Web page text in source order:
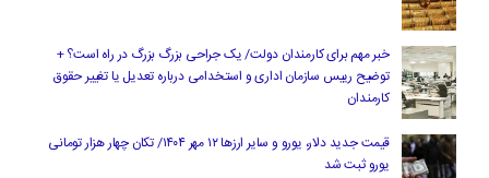
خبر مهم برای کارمندان دولت/ یک جراحی بزرگ بزرگ در راه است؟ +
توضیح رییس سازمان اداری و استخدامی درباره تعدیل یا تغییر حقوق
کارمندان
قیمت جدید دلار، یورو و سایر ارزها ۱۲ مهر ۱۴۰۴/ تکان چهار هزار تومانی
یورو ثبت شد